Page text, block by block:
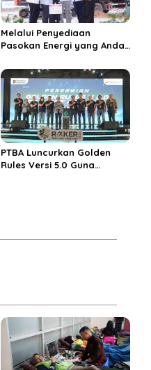
Melalui Penyediaan
Pasokan Energi yang Andal
Perkuat Ekosistem Hilirisasi
Bauksit
PTBA Luncurkan Golden
Rules Versi 5.0 Guna